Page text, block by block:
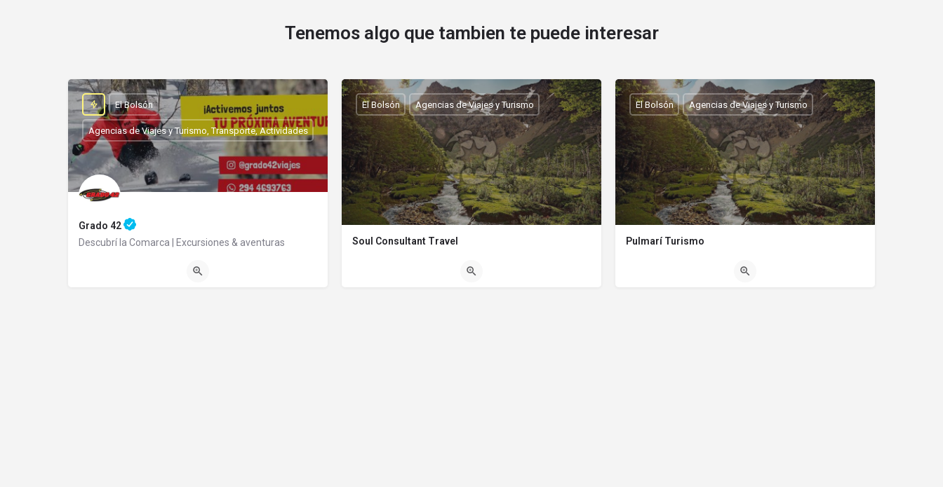
Tenemos algo que tambien te puede interesar
Grado 42
Descubrí la Comarca | Excursiones & aventuras
El Bolsón
Agencias de Viajes y Turismo, Transporte, Actividades
Soul Consultant Travel
El Bolsón Agencias de Viajes y Turismo
Pulmarí Turismo
Perito Moreno 2871
El Bolsón Agencias de Viajes y Turismo